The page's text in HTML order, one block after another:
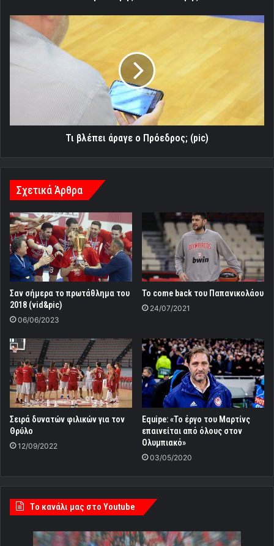
Τι
άραγε
Τι βλέπει άραγε ο Πρόεδρος; (pic)
Σχετικά Άρθρα
Σαν σήμερα το πρωτάθλημα του
2018 (vid&pic)
06/06/2023
Το come back του Παπανικολάου
24/07/2021
Σειρά δυνατών φιλικών για τον
Θρύλο
12/09/2022
Equipe: «Το έργο του Μαρτίνς
επαινείται από όλους στον
Ολυμπιακό»
03/05/2020
Tο κανάλι μας στο Youtube